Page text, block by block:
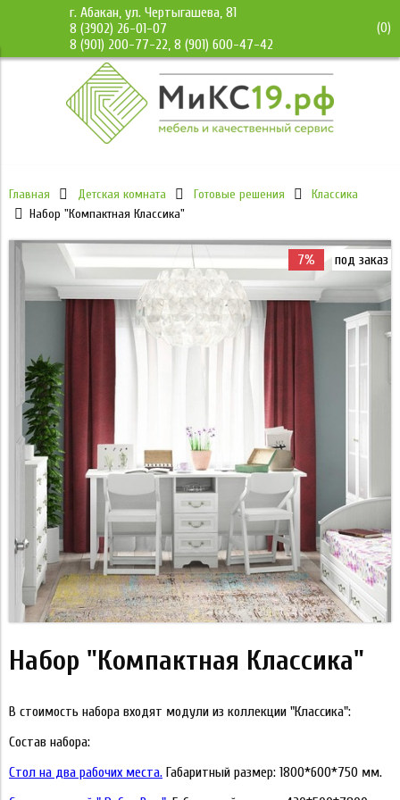
г. Абакан, ул. Чертыгашева, 81
8 (3902) 26-01-07
8 (901) 200-77-22, 8 (901) 600-47-42
(0)
Главная Детская комната Готовые решения
Классика
Набор "Компактная Классика"
7% под заказ
Набор "Компактная Классика"
В стоимость набора входят модули из коллекции "Классика":
Состав набора:
Стол на два рабочих места. Габаритный размер: 1800*600*750 мм.